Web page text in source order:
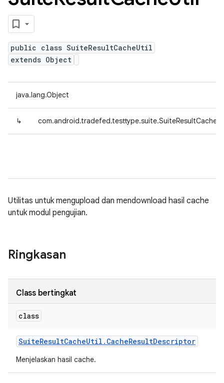
public class SuiteResultCacheUtil
extends Object
java.lang.Object
↳
Utilitas untuk mengupload dan mendownload hasil cache
untuk modul pengujian.
Ringkasan
Class bertingkat
class
SuiteResultCacheUtil . CacheResultDescriptor
Menjelaskan hasil cache.